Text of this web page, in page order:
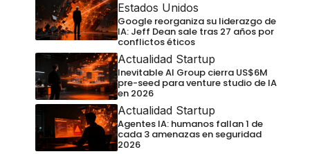
Estados Unidos
Google reorganiza su liderazgo de
IA: Jeff Dean sale tras 27 años por
conflictos éticos
Actualidad Startup
Inevitable AI Group cierra US$6M
pre-seed para venture studio de IA
en 2026
Actualidad Startup
Agentes IA: humanos fallan 1 de
cada 3 amenazas en seguridad
2026